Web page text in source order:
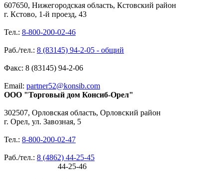
607650, Нижегородская область, Кстовский район
г. Кстово, 1-й проезд, 43
Тел.: 8-800-200-02-46
Раб./тел.: 8 (83145) 94-2-05 - общий
Факс: 8 (83145) 94-2-06
Email: partner52@konsib.com
ООО "Торговый дом Консиб-Орел"
302507, Орловская область, Орловский район
г. Орел, ул. Завозная, 5
Тел.: 8-800-200-02-47
Раб./тел.: 8 (4862) 44-25-45
44-25-46